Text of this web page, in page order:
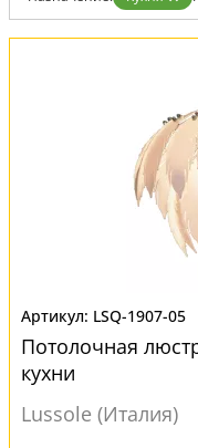
Вид:
Люстры
LSQ-1907-05
Потолочная
кухни
Lussole (Италия)